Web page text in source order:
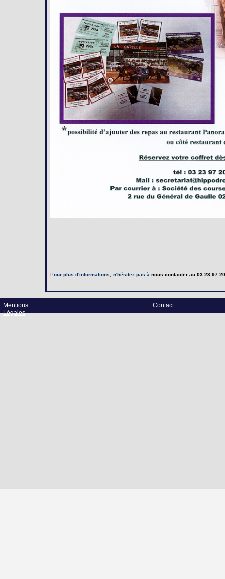
Pour plus d'informations, n'hésitez pas à nous contacterau
Mentions
Légales
Contact